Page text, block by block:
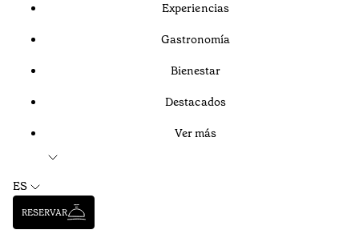
Experiencias
Gastronomía
Bienestar
Destacados
Ver más
ES
RESERVAR